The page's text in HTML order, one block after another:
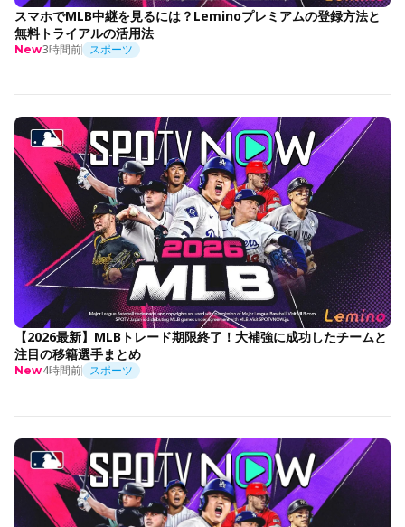
スマホでMLB中継を見るには？Leminoプレミアムの登録方法と
無料トライアルの活用法
New3時間前 スポーツ
【2026最新】MLBトレード期限終了！大補強に成功したチームと
注目の移籍選手まとめ
New4時間前 スポーツ